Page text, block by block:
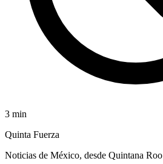
3 min
Quinta Fuerza
Noticias de México, desde Quintana Roo